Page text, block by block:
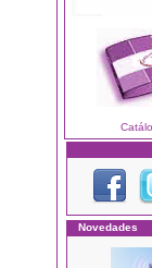
Novedades